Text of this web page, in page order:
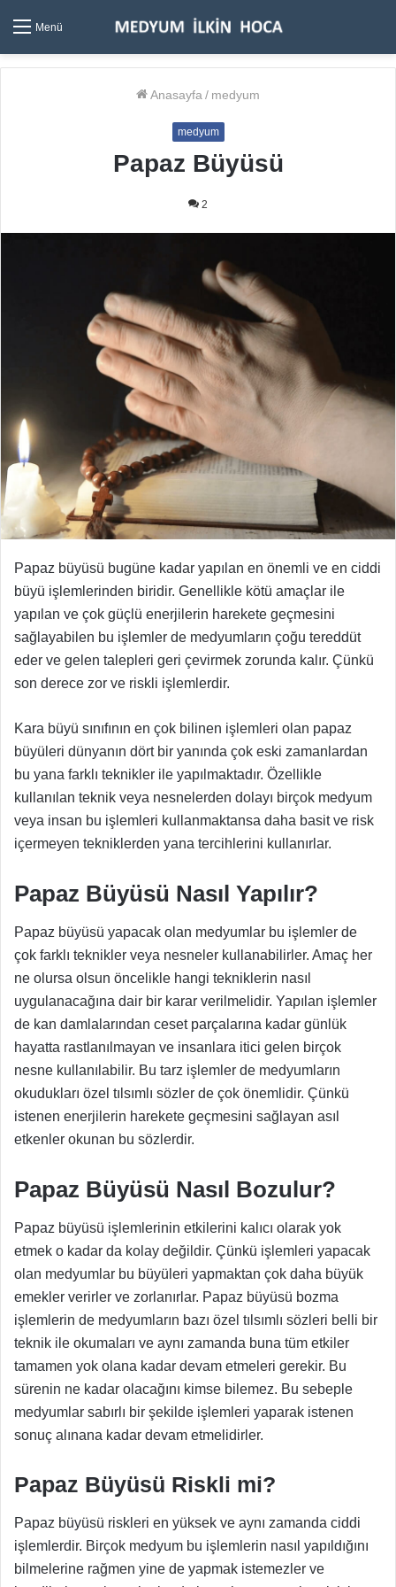
Menü
Anasayfa / medyum
medyum
Papaz Büyüsü
2
Papaz büyüsü bugüne kadar yapılan en önemli ve en ciddi
büyü işlemlerinden biridir. Genellikle kötü amaçlar ile
yapılan ve çok güçlü enerjilerin harekete geçmesini
sağlayabilen bu işlemler de medyumların çoğu tereddüt
eder ve gelen talepleri geri çevirmek zorunda kalır. Çünkü
son derece zor ve riskli işlemlerdir.
Kara büyü sınıfının en çok bilinen işlemleri olan papaz
büyüleri dünyanın dört bir yanında çok eski zamanlardan
bu yana farklı teknikler ile yapılmaktadır. Özellikle
kullanılan teknik veya nesnelerden dolayı birçok medyum
veya insan bu işlemleri kullanmaktansa daha basit ve risk
içermeyen tekniklerden yana tercihlerini kullanırlar.
Papaz Büyüsü Nasıl Yapılır?
Papaz büyüsü yapacak olan medyumlar bu işlemler de
çok farklı teknikler veya nesneler kullanabilirler. Amaç her
ne olursa olsun öncelikle hangi tekniklerin nasıl
uygulanacağına dair bir karar verilmelidir. Yapılan işlemler
de kan damlalarından ceset parçalarına kadar günlük
hayatta rastlanılmayan ve insanlara itici gelen birçok
nesne kullanılabilir. Bu tarz işlemler de medyumların
okudukları özel tılsımlı sözler de çok önemlidir. Çünkü
istenen enerjilerin harekete geçmesini sağlayan asıl
etkenler okunan bu sözlerdir.
Papaz Büyüsü Nasıl Bozulur?
Papaz büyüsü işlemlerinin etkilerini kalıcı olarak yok
etmek o kadar da kolay değildir. Çünkü işlemleri yapacak
olan medyumlar bu büyüleri yapmaktan çok daha büyük
emekler verirler ve zorlanırlar. Papaz büyüsü bozma
işlemlerin de medyumların bazı özel tılsımlı sözleri belli bir
teknik ile okumaları ve aynı zamanda buna tüm etkiler
tamamen yok olana kadar devam etmeleri gerekir. Bu
sürenin ne kadar olacağını kimse bilemez. Bu sebeple
medyumlar sabırlı bir şekilde işlemleri yaparak istenen
sonuç alınana kadar devam etmelidirler.
Papaz Büyüsü Riskli mi?
Papaz büyüsü riskleri en yüksek ve aynı zamanda ciddi
işlemlerdir. Birçok medyum bu işlemlerin nasıl yapıldığını
bilmelerine rağmen yine de yapmak istemezler ve